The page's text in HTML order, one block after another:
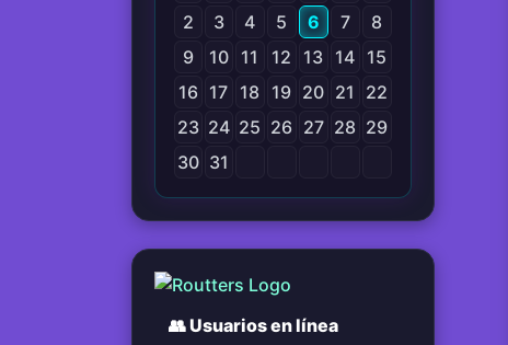
2
3 4 5 6 7
8
9
10 11 12 13 14 15
16 17 18 19 20 21
22
23 24 25 26 27 28 29
30 31
👥Usuarios en línea